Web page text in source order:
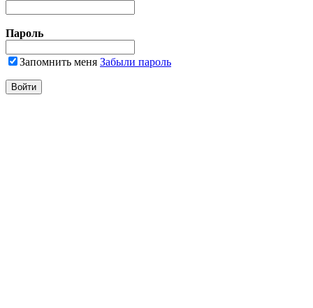
Пароль
Запомнить меня Забыли пароль